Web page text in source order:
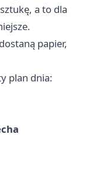
a to dla
papier,
plan dnia: